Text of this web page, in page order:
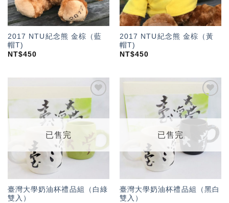
2017 NTU紀念熊 金棕（藍
帽T)
NT$450
2017 NTU紀念熊 金棕（黃
帽T)
NT$450
加入
望輕
已售完
臺灣大學奶油杯禮品組（白綠
雙入）
加入
「願
望輕
單」
已售完
臺灣大學奶油杯禮品組（黑白
雙入）